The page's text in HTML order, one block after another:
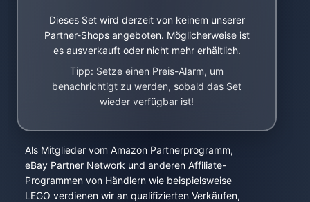
Dieses Set wird derzeit von keinem unserer
Partner-Shops angeboten. Möglicherweise ist
es ausverkauft oder nicht mehr erhältlich.
Tipp: Setze einen Preis-Alarm, um
benachrichtigt zu werden, sobald das Set
wieder verfügbar ist!
Als Mitglieder vom Amazon Partnerprogramm,
eBay Partner Network und anderen Affiliate-
Programmen von Händlern wie beispielsweise
LEGO verdienen wir an qualifizierten Verkäufen,